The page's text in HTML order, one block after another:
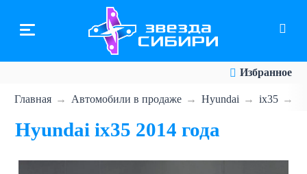
основному
Избранное
Главная Автомобили в продаже Hyundai ix35
Hyundai ix35 2014 года